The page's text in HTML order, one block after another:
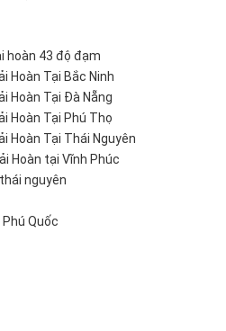
hoàn 43 độ đạm
Hoàn Tại Bắc Ninh
Hoàn Tại Đà Nẵng
Hoàn Tại Phú Thọ
Hoàn Tại Thái Nguyên
Hoàn tại Vĩnh Phúc
nguyên
Quốc